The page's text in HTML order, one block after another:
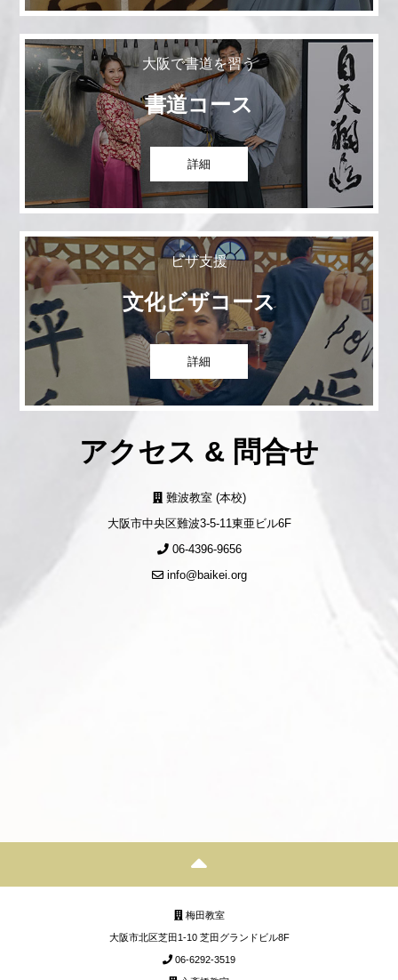
大阪で書道を習う
書道コース
詳細
ビザ支援
文化ビザコース
詳細
アクセス & 問合せ
難波教室 (本校)
大阪市中央区難波3-5-11東亜ビル6F
06-4396-9656
info@baikei.org
梅田教室
大阪市北区芝田1-10 芝田グランドビル8F
06-6292-3519